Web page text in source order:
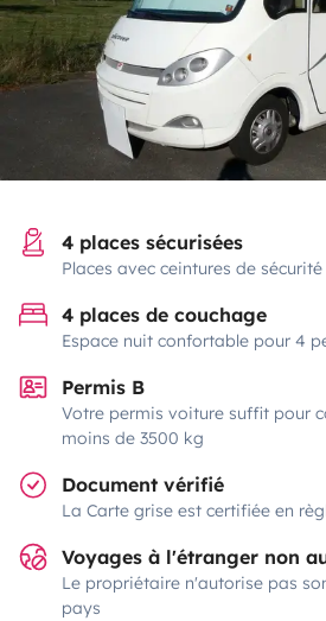
4 places sécurisées
Places avec ceintures de sécurité
4 places de couchage
Espace nuit confortable pour 4
Permis B
Votre permis voiture suffit pour
moins de 3500 kg
Document vérifié
La Carte grise est certifiée en
Voyages à l'étranger non
Le propriétaire n'autorise pas
pays